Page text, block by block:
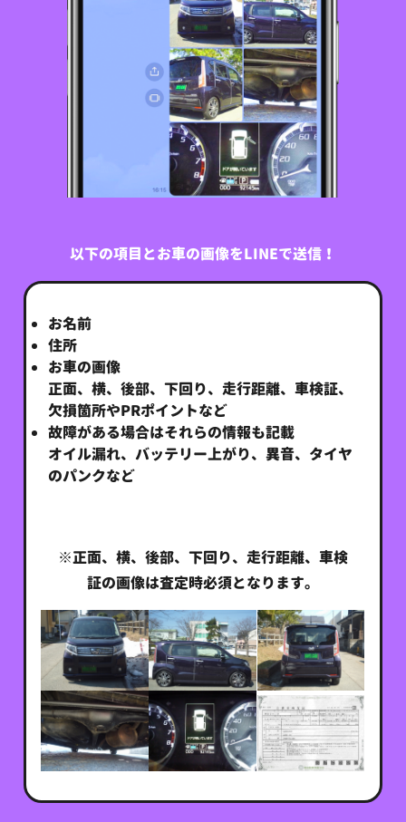
以下の項目とお車の画像をLINEで送信！
お名前
住所
お車の画像
正面、横、後部、下回り、走行距離、車検証、
欠損箇所やPRポイントなど
故障がある場合はそれらの情報も記載
オイル漏れ、バッテリー上がり、異音、タイヤ
のパンクなど
※正面、横、後部、下回り、走行距離、車検
証の画像は査定時必須となります。